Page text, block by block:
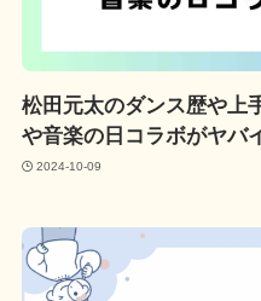
松田元太のダンス歴や上
や音楽の日コラボがヤバ
2024-10-09